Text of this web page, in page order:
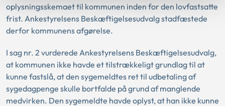
oplysningsskemaet til kommunen inden for den lovfastsatte
frist. Ankestyrelsens Beskæftigelsesudvalg stadfæstede
derfor kommunens afgørelse.
I sag nr. 2 vurderede Ankestyrelsens Beskæftigelsesudvalg,
at kommunen ikke havde et tilstrækkeligt grundlag til at
kunne fastslå, at den sygemeldtes ret til udbetaling af
sygedagpenge skulle bortfalde på grund af manglende
medvirken. Den sygemeldte havde oplyst, at han ikke kunne